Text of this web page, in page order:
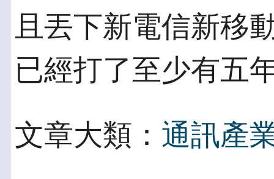
且丟下新電信新移
已經打了至少有五
文章大類： 通訊產